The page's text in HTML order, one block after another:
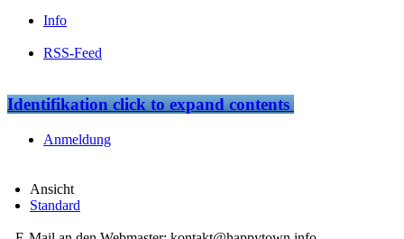
Info
RSS-Feed
Identifikationclick to expand contents
Anmeldung
Ansicht
Standard